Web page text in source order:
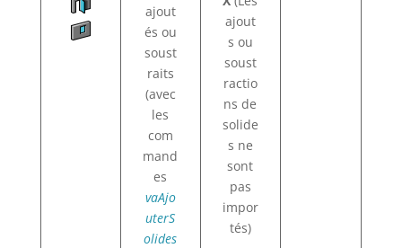
ajout
és ou
soust
raits
(avec
les
com
mand
es
vaAjo
uterS
olides
ajout
s ou
soust
ractio
ns de
solide
s ne
sont
pas
impor
tés)